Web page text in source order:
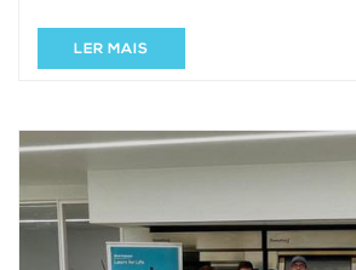
LER MAIS